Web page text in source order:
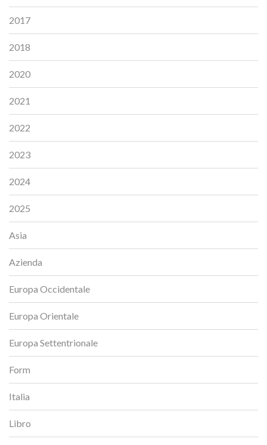
2017
2018
2020
2021
2022
2023
2024
2025
Asia
Azienda
Europa Occidentale
Europa Orientale
Europa Settentrionale
Form
Italia
Libro